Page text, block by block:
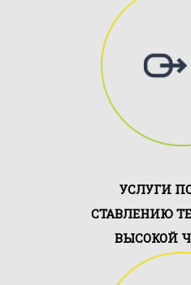
Мы
полный
перегону
потоковой
УСЛУГИ
СТАВЛЕНИЮ
ВЫСОКОЙ